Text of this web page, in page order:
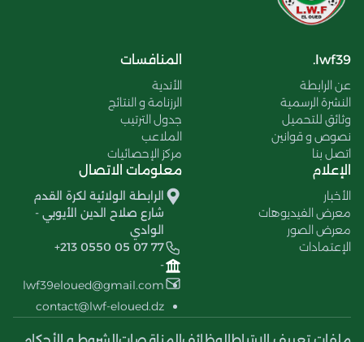
lwf39.
عن الرابطة
النشرة الرسمية
وثائق للتحميل
نصوص و قوانين
اتصل بنا
المنافسات
الأندية
الرزنامة و النتائج
جدول الترتيب
الملاعب
مركز الإحصائيات
الإعلام
الأخبار
معرض الفيديوهات
معرض الصور
الإعتمادات
معلومات الاتصال
الرابطة الولائية لكرة القدم
شارع صلاح الدين الأيوبي -
الوادي
+213 0550 05 07 77
-
lwf39eloued@gmail.com
contact@lwf-eloued.dz